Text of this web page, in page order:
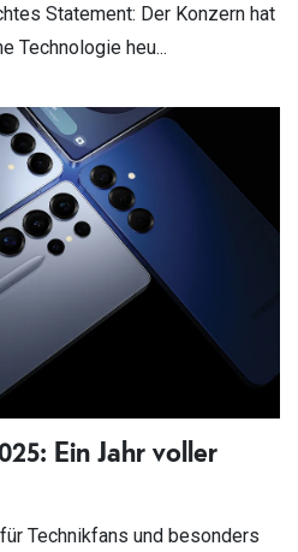
Statement: Der Konzern hat
Technologie heu...
Ein Jahr voller
Technikfans und besonders